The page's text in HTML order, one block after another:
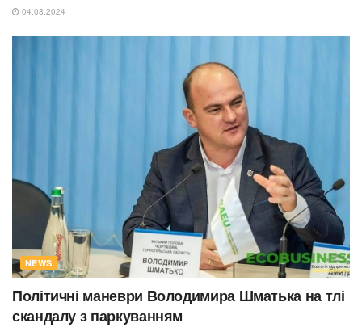
04.08.2024
NEWS
Політичні маневри Володимира Шматька на тлі
скандалу з паркуванням